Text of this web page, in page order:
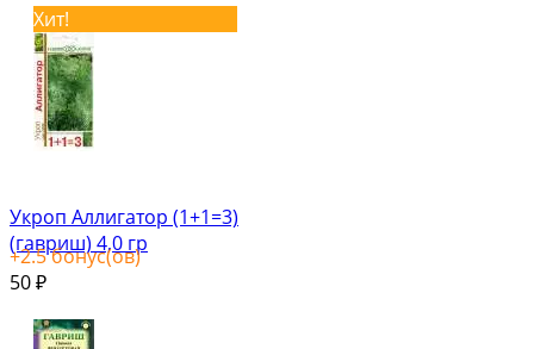
Хит!
Укроп Аллигатор (1+1=3)
(гавриш) 4,0 гр
+2.5бонус(ов)
50 ₽